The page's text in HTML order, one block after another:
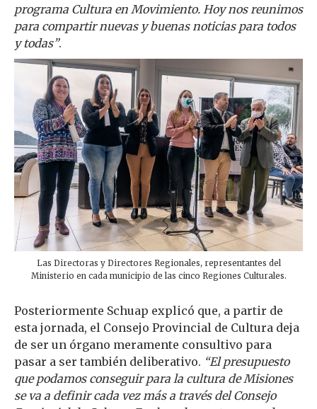
programa Cultura en Movimiento. Hoy nos reunimos
para compartir nuevas y buenas noticias para todos
y todas”.
Las Directoras y Directores Regionales, representantes del
Ministerio en cada municipio de las cinco Regiones Culturales.
Posteriormente Schuap explicó que, a partir de
esta jornada, el Consejo Provincial de Cultura deja
de ser un órgano meramente consultivo para
pasar a ser también deliberativo. “El presupuesto
que podamos conseguir para la cultura de Misiones
se va a definir cada vez más a través del Consejo